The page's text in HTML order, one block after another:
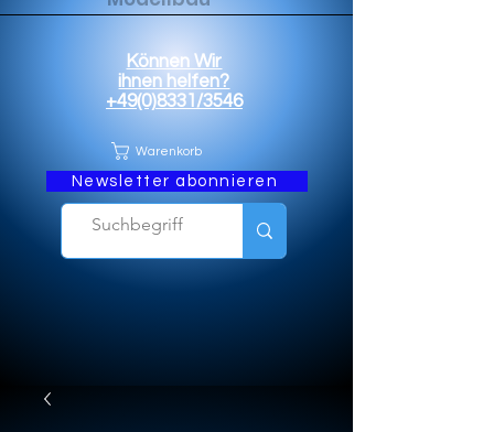
Können Wir
ihnen helfen?
+49(0)8331/3546
Warenkorb
Newsletter abonnieren